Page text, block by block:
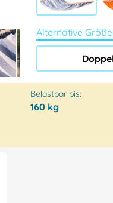
Alternative
Belastbar bis:
160 kg